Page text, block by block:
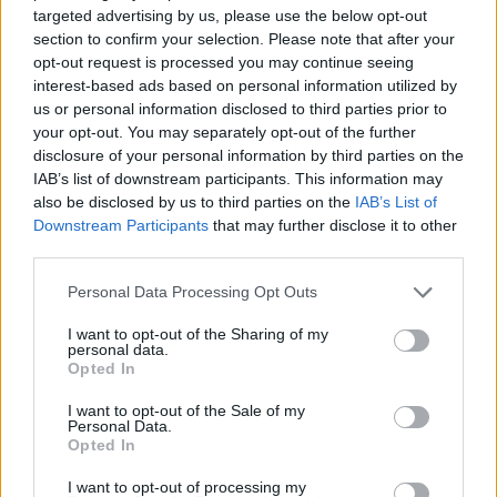
targeted advertising by us, please use the below opt-out
section to confirm your selection. Please note that after your
opt-out request is processed you may continue seeing
interest-based ads based on personal information utilized by
us or personal information disclosed to third parties prior to
your opt-out. You may separately opt-out of the further
disclosure of your personal information by third parties on the
IAB’s list of downstream participants. This information may
also be disclosed by us to third parties on the IAB’s List of
Downstream Participants that may further disclose it to other
Personal Data Processing Opt Outs
I want to opt-out of the Sharing of my
personal data.
Opted In
I want to opt-out of the Sale of my
Personal Data.
Opted In
I want to opt-out of processing my
außergewöhnliche Vorteile für Körper und Geist.
Für die Liebe zum Frühstück